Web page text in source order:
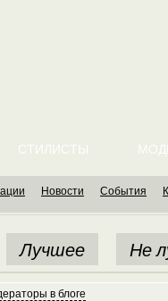
СТИЛИСТЫ
Новости События
Лучшее Не
в блоге